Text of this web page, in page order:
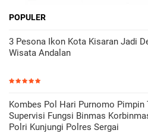
POPULER
3 Pesona Ikon Kota Kisaran Jadi
Wisata Andalan
Kombes Pol Hari Purnomo Pimpin
Supervisi Fungsi Binmas
Polri Kunjungi Polres Sergai